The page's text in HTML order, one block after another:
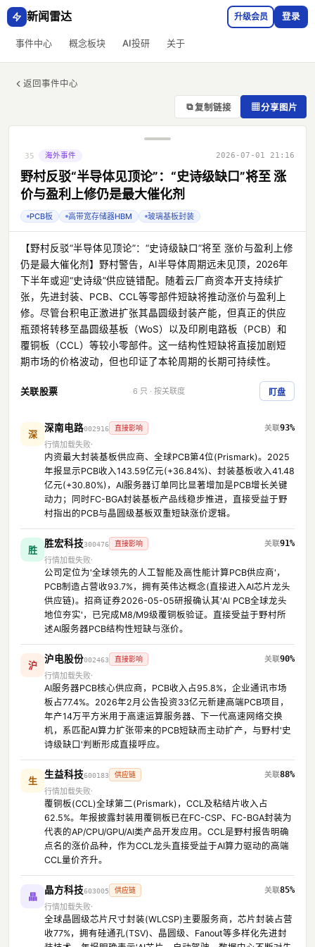
新闻雷达
事件中心 概念板块 AI投研 关于
升级会员 登录
返回事件中心
⧉ 复制链接 ▦分享图片
35 海外事件 2026-07-01 21:16
野村反驳“半导体见顶论”：“史诗级缺口”将至 涨
价与盈利上修仍是最大催化剂
PCB板 高带宽存储器HBM 玻璃基板封装
【野村反驳“半导体见顶论”：“史诗级缺口”将至 涨价与盈利上修
仍是最大催化剂】野村警告，AI半导体周期远未见顶，2026年
下半年或迎“史诗级”供应链错配。随着云厂商资本开支持续扩
张，先进封装、PCB、CCL等零部件短缺将推动涨价与盈利上
修。尽管台积电正激进扩张其晶圆级封装产能，但真正的供应
瓶颈将转移至晶圆级基板（WoS）以及印刷电路板（PCB）和
覆铜板（CCL）等较小零部件。这一结构性短缺将直接加剧短
期市场的价格波动，但也印证了本轮周期的长期可持续性。
关联股票 6 只 · 按关联度 盯盘
深
深南电路002916 直接影响
93%
行情加载失败
内资最大封装基板供应商、全球PCB第4位(Prismark)。2025
年报显示PCB收入143.59亿元(+36.84%)、封装基板收入41.48
亿元(+30.80%)，AI服务器订单同比显著增加是PCB增长关键
动力；同时FC-BGA封装基板产品线稳步推进，直接受益于野
村指出的PCB与晶圆级基板双重短缺涨价逻辑。
胜
胜宏科技300476 直接影响
91%
行情加载失败
公司定位为'全球领先的人工智能及高性能计算PCB供应商'，
PCB制造占营收93.7%，拥有英伟达概念(直接进入AI芯片龙头
供应链)。招商证券2026-05-05研报确认其'AI PCB全球龙头
地位夯实'，已完成M8/M9级覆铜板验证。直接受益于野村所
述AI服务器PCB结构性短缺与涨价。
沪
沪电股份002463 直接影响
90%
行情加载失败
AI服务器PCB核心供应商，PCB收入占95.8%，企业通讯市场
板占77.4%。2026年2月公告投资33亿元新建高端PCB项目，
年产14万平方米用于高速运算服务器、下一代高速网络交换
机，系匹配AI算力扩张带来的PCB短缺而主动扩产，与野村'史
诗级缺口'判断形成直接呼应。
生
生益科技600183 供应链
88%
行情加载失败
覆铜板(CCL)全球第二(Prismark)，CCL及粘结片收入占
62.5%。年报披露封装用覆铜板已在FC-CSP、FC-BGA封装为
代表的AP/CPU/GPU/AI类产品开发应用。CCL是野村报告明确
点名的涨价品种，作为CCL龙头直接受益于AI算力驱动的高端
CCL量价齐升。
晶
晶方科技603005 供应链
85%
行情加载失败
全球晶圆级芯片尺寸封装(WLCSP)主要服务商，芯片封装占营
收77%，拥有硅通孔(TSV)、晶圆级、Fanout等多样化先进封